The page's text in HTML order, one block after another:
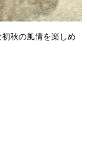
秋の風情を楽しめ